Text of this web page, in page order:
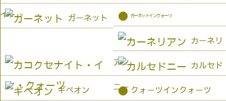
イト ガーネット ● ガーネットインクォーツ
カーネリ
アン カルセド
ニー
ギベオン ● クォーツインクォーツ